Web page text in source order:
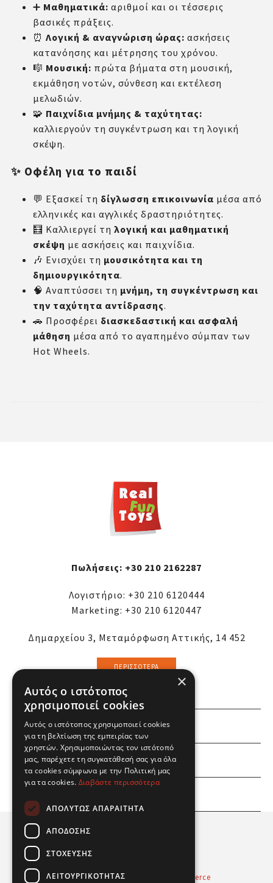
➕ Μαθηματικά: αριθμοί και οι τέσσερις
βασικές πράξεις.
⏰ Λογική & αναγνώριση ώρας: ασκήσεις
κατανόησης και μέτρησης του χρόνου.
🎼 Μουσική: πρώτα βήματα στη μουσική,
εκμάθηση νοτών, σύνθεση και εκτέλεση
μελωδιών.
🧩 Παιχνίδια μνήμης & ταχύτητας:
καλλιεργούν τη συγκέντρωση και τη λογική
σκέψη.
✨ Οφέλη για το παιδί
💬 Εξασκεί τη δίγλωσση επικοινωνία μέσα από
ελληνικές και αγγλικές δραστηριότητες.
🧮 Καλλιεργεί τη λογική και μαθηματική
σκέψη με ασκήσεις και παιχνίδια.
🎶 Ενισχύει τη μουσικότητα και τη
δημιουργικότητα.
🧠 Αναπτύσσει τη μνήμη, τη συγκέντρωση και
την ταχύτητα αντίδρασης.
🚗 Προσφέρει διασκεδαστική και ασφαλή
μάθηση μέσα από το αγαπημένο σύμπαν των
Hot Wheels.
Πωλήσεις: +30 210 2162287
Λογιστήριο: +30 210 6120444
Marketing: +30 210 6120447
Δημαρχείου 3, Μεταμόρφωση Αττικής, 14 452
ΠΕΡΙΣΣΌΤΕΡΑ
ΕΜΕΙΣ
ΕΣΕΙΣ
Powered byRadicode nopCommerce
×
Αυτός ο ιστότοπος
χρησιμοποιεί cookies
Αυτός ο ιστότοπος χρησιμοποιεί cookies
για τη βελτίωση της εμπειρίας των
χρηστών. Χρησιμοποιώντας τον ιστότοπό
μας, παρέχετε τη συγκατάθεσή σας για όλα
τα cookies σύμφωνα με την Πολιτική μας
για τα cookies. Διαβάστε περισσότερα
ΑΠΟΛΎΤΩΣ ΑΠΑΡΑΊΤΗΤΑ
ΑΠΌΔΟΣΗΣ
ΣΤΌΧΕΥΣΗΣ
ΛΕΙΤΟΥΡΓΙΚΌΤΗΤΑΣ